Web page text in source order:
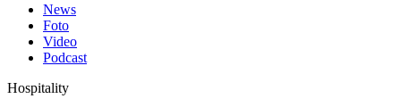
News
Foto
Video
Podcast
Hospitality